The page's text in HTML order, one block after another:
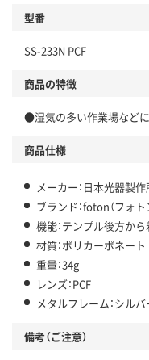
型番
SS-233N PCF
商品の特徴
●湿気の多い作業場など
商品仕様
メーカー：日本光器製作
ブランド：foton（フォト
機能：テンプル後方から
材質：ポリカーポネート
重量：34g
レンズ：PCF
メタルフレーム：シルバ
備考（ご注意）